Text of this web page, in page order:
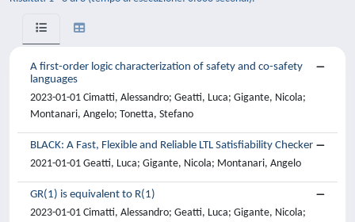
A first-order logic characterization of safety and co-safety
languages
2023-01-01 Cimatti, Alessandro; Geatti, Luca; Gigante, Nicola;
Montanari, Angelo; Tonetta, Stefano
BLACK: A Fast, Flexible and Reliable LTL Satisfiability Checker
2021-01-01 Geatti, Luca; Gigante, Nicola; Montanari, Angelo
GR(1) is equivalent to R(1)
2023-01-01 Cimatti, Alessandro; Geatti, Luca; Gigante, Nicola;